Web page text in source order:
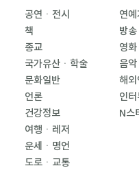
공연ㆍ전시
책
종교
국가유산ㆍ학술
문화일반
언론
건강정보
여행ㆍ레저
운세ㆍ명언
도로ㆍ교통
연예
방
영화
음악
해외
인
N스